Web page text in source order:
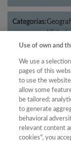
Categorías:
Historia
Año
Año
Use of own and
We use a
pages of this
to use the
allow some
be tailored;
to generate
behavioral
relevant content
cookies", you